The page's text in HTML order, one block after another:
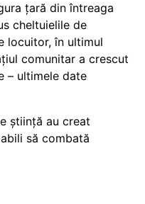
țară din întreaga
cheltuielile de
locuitor, în ultimul
comunitar a crescut
– ultimele date
știință au creat
să combată